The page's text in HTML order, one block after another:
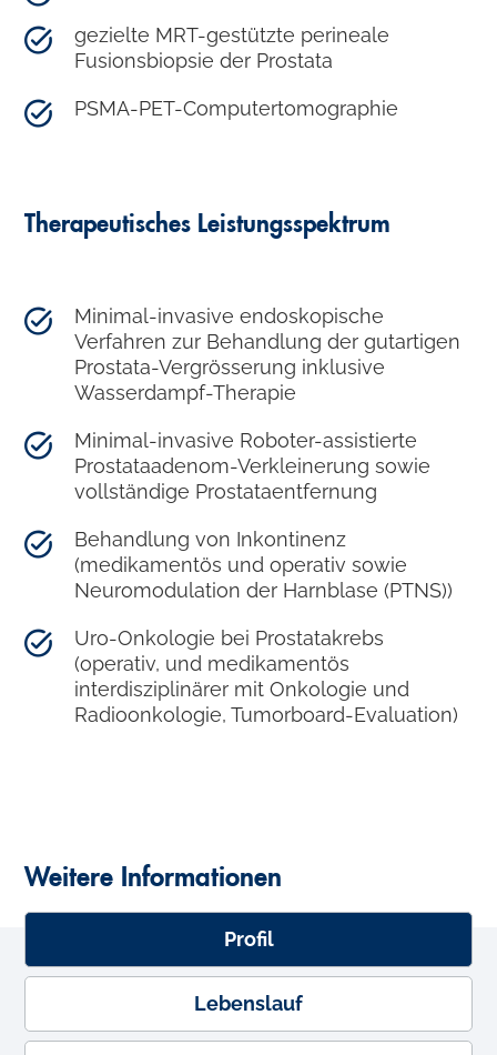
gezielte MRT-gestützte perineale
Fusionsbiopsie der Prostata
PSMA-PET-Computertomographie
Therapeutisches Leistungsspektrum
Minimal-invasive endoskopische
Verfahren zur Behandlung der gutartigen
Prostata-Vergrösserung inklusive
Wasserdampf-Therapie
Minimal-invasive Roboter-assistierte
Prostataadenom-Verkleinerung sowie
vollständige Prostataentfernung
Behandlung von Inkontinenz
(medikamentös und operativ sowie
Neuromodulation der Harnblase (PTNS))
Uro-Onkologie bei Prostatakrebs
(operativ, und medikamentös
interdisziplinärer mit Onkologie und
Radioonkologie, Tumorboard-Evaluation)
Weitere Informationen
Profil
Lebenslauf